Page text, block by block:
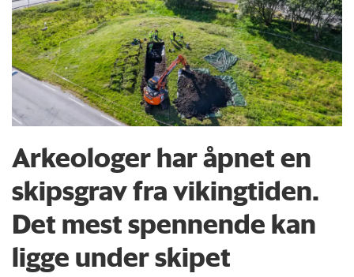
Arkeologer har åpnet en
skipsgrav fra vikingtiden.
Det mest spennende kan
ligge under skipet